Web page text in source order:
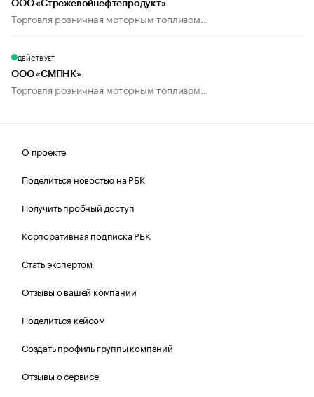
ООО «Стрежевойнефтепродукт»
Торговля розничная моторным топливом...
ДЕЙСТВУЕТ
ООО «СМПНК»
Торговля розничная моторным топливом...
О проекте
Поделиться новостью на РБК
Получить пробный доступ
Корпоративная подписка РБК
Стать экспертом
Отзывы о вашей компании
Поделиться кейсом
Создать профиль группы компаний
Отзывы о сервисе